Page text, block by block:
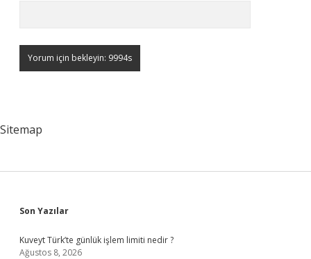
Sitemap
Sidebar
Son Yazılar
Kuveyt Türk’te günlük işlem limiti nedir ?
Ağustos 8, 2026